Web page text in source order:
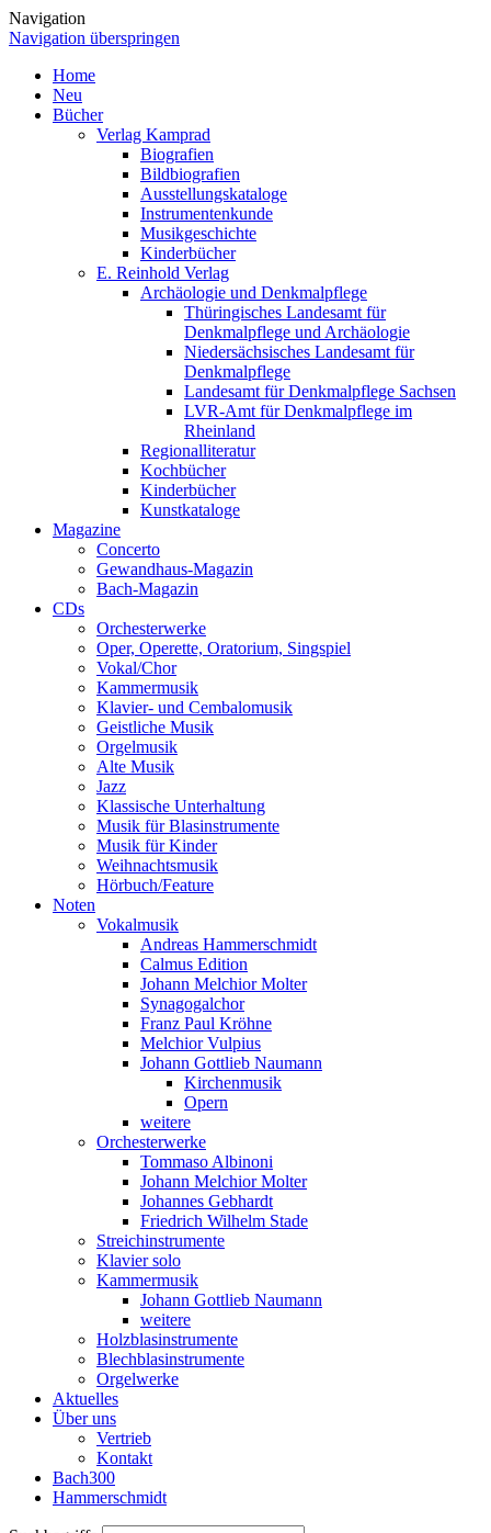
Navigation
Navigation überspringen
Home
Neu
Bücher
Verlag Kamprad
Biografien
Bildbiografien
Ausstellungskataloge
Instrumentenkunde
Musikgeschichte
Kinderbücher
E. Reinhold Verlag
Archäologie und Denkmalpflege
Thüringisches Landesamt für
Denkmalpflege und Archäologie
Niedersächsisches Landesamt für
Denkmalpflege
Landesamt für Denkmalpflege Sachsen
LVR-Amt für Denkmalpflege im
Rheinland
Regionalliteratur
Kochbücher
Kinderbücher
Kunstkataloge
Magazine
Concerto
Gewandhaus-Magazin
Bach-Magazin
CDs
Orchesterwerke
Oper, Operette, Oratorium, Singspiel
Vokal/Chor
Kammermusik
Klavier- und Cembalomusik
Geistliche Musik
Orgelmusik
Alte Musik
Jazz
Klassische Unterhaltung
Musik für Blasinstrumente
Musik für Kinder
Weihnachtsmusik
Hörbuch/Feature
Noten
Vokalmusik
Andreas Hammerschmidt
Calmus Edition
Johann Melchior Molter
Synagogalchor
Franz Paul Kröhne
Melchior Vulpius
Johann Gottlieb Naumann
Kirchenmusik
Opern
weitere
Orchesterwerke
Tommaso Albinoni
Johann Melchior Molter
Johannes Gebhardt
Friedrich Wilhelm Stade
Streichinstrumente
Klavier solo
Kammermusik
Johann Gottlieb Naumann
weitere
Holzblasinstrumente
Blechblasinstrumente
Orgelwerke
Aktuelles
Über uns
Vertrieb
Kontakt
Bach300
Hammerschmidt